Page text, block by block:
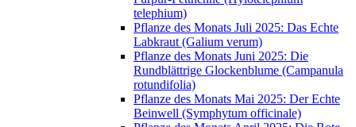
telephium)
Pflanze des Monats Juli 2025: Das Echte
Labkraut (Galium verum)
Pflanze des Monats Juni 2025: Die
Rundblättrige Glockenblume (Campanula
rotundifolia)
Pflanze des Monats Mai 2025: Der Echte
Beinwell (Symphytum officinale)